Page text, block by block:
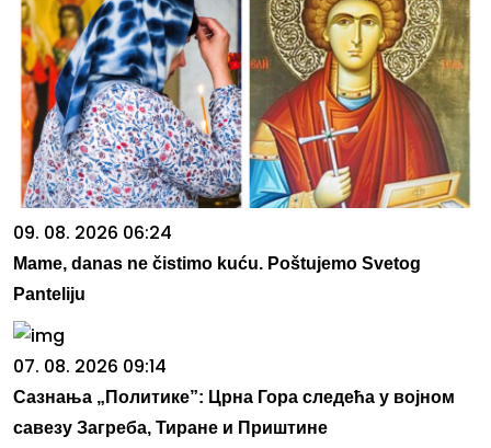
09. 08. 2026 06:24
Mame, danas ne čistimo kuću. Poštujemo Svetog
Panteliju
07. 08. 2026 09:14
Сазнања „Политике”: Црна Гора следећа у војном
савезу Загреба, Тиране и Приштине